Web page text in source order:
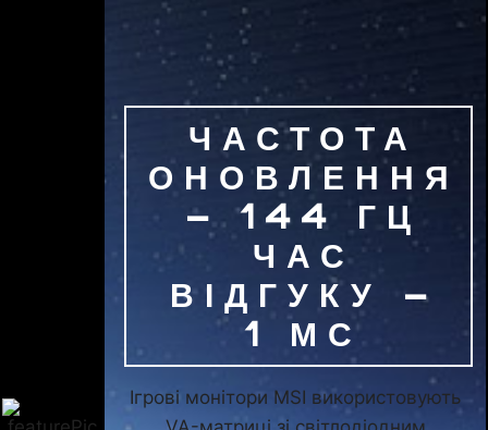
ЧАСТОТА
ОНОВЛЕННЯ
– 144 ГЦ
ЧАС
ВІДГУКУ –
1 МС
Ігрові монітори MSI використовують